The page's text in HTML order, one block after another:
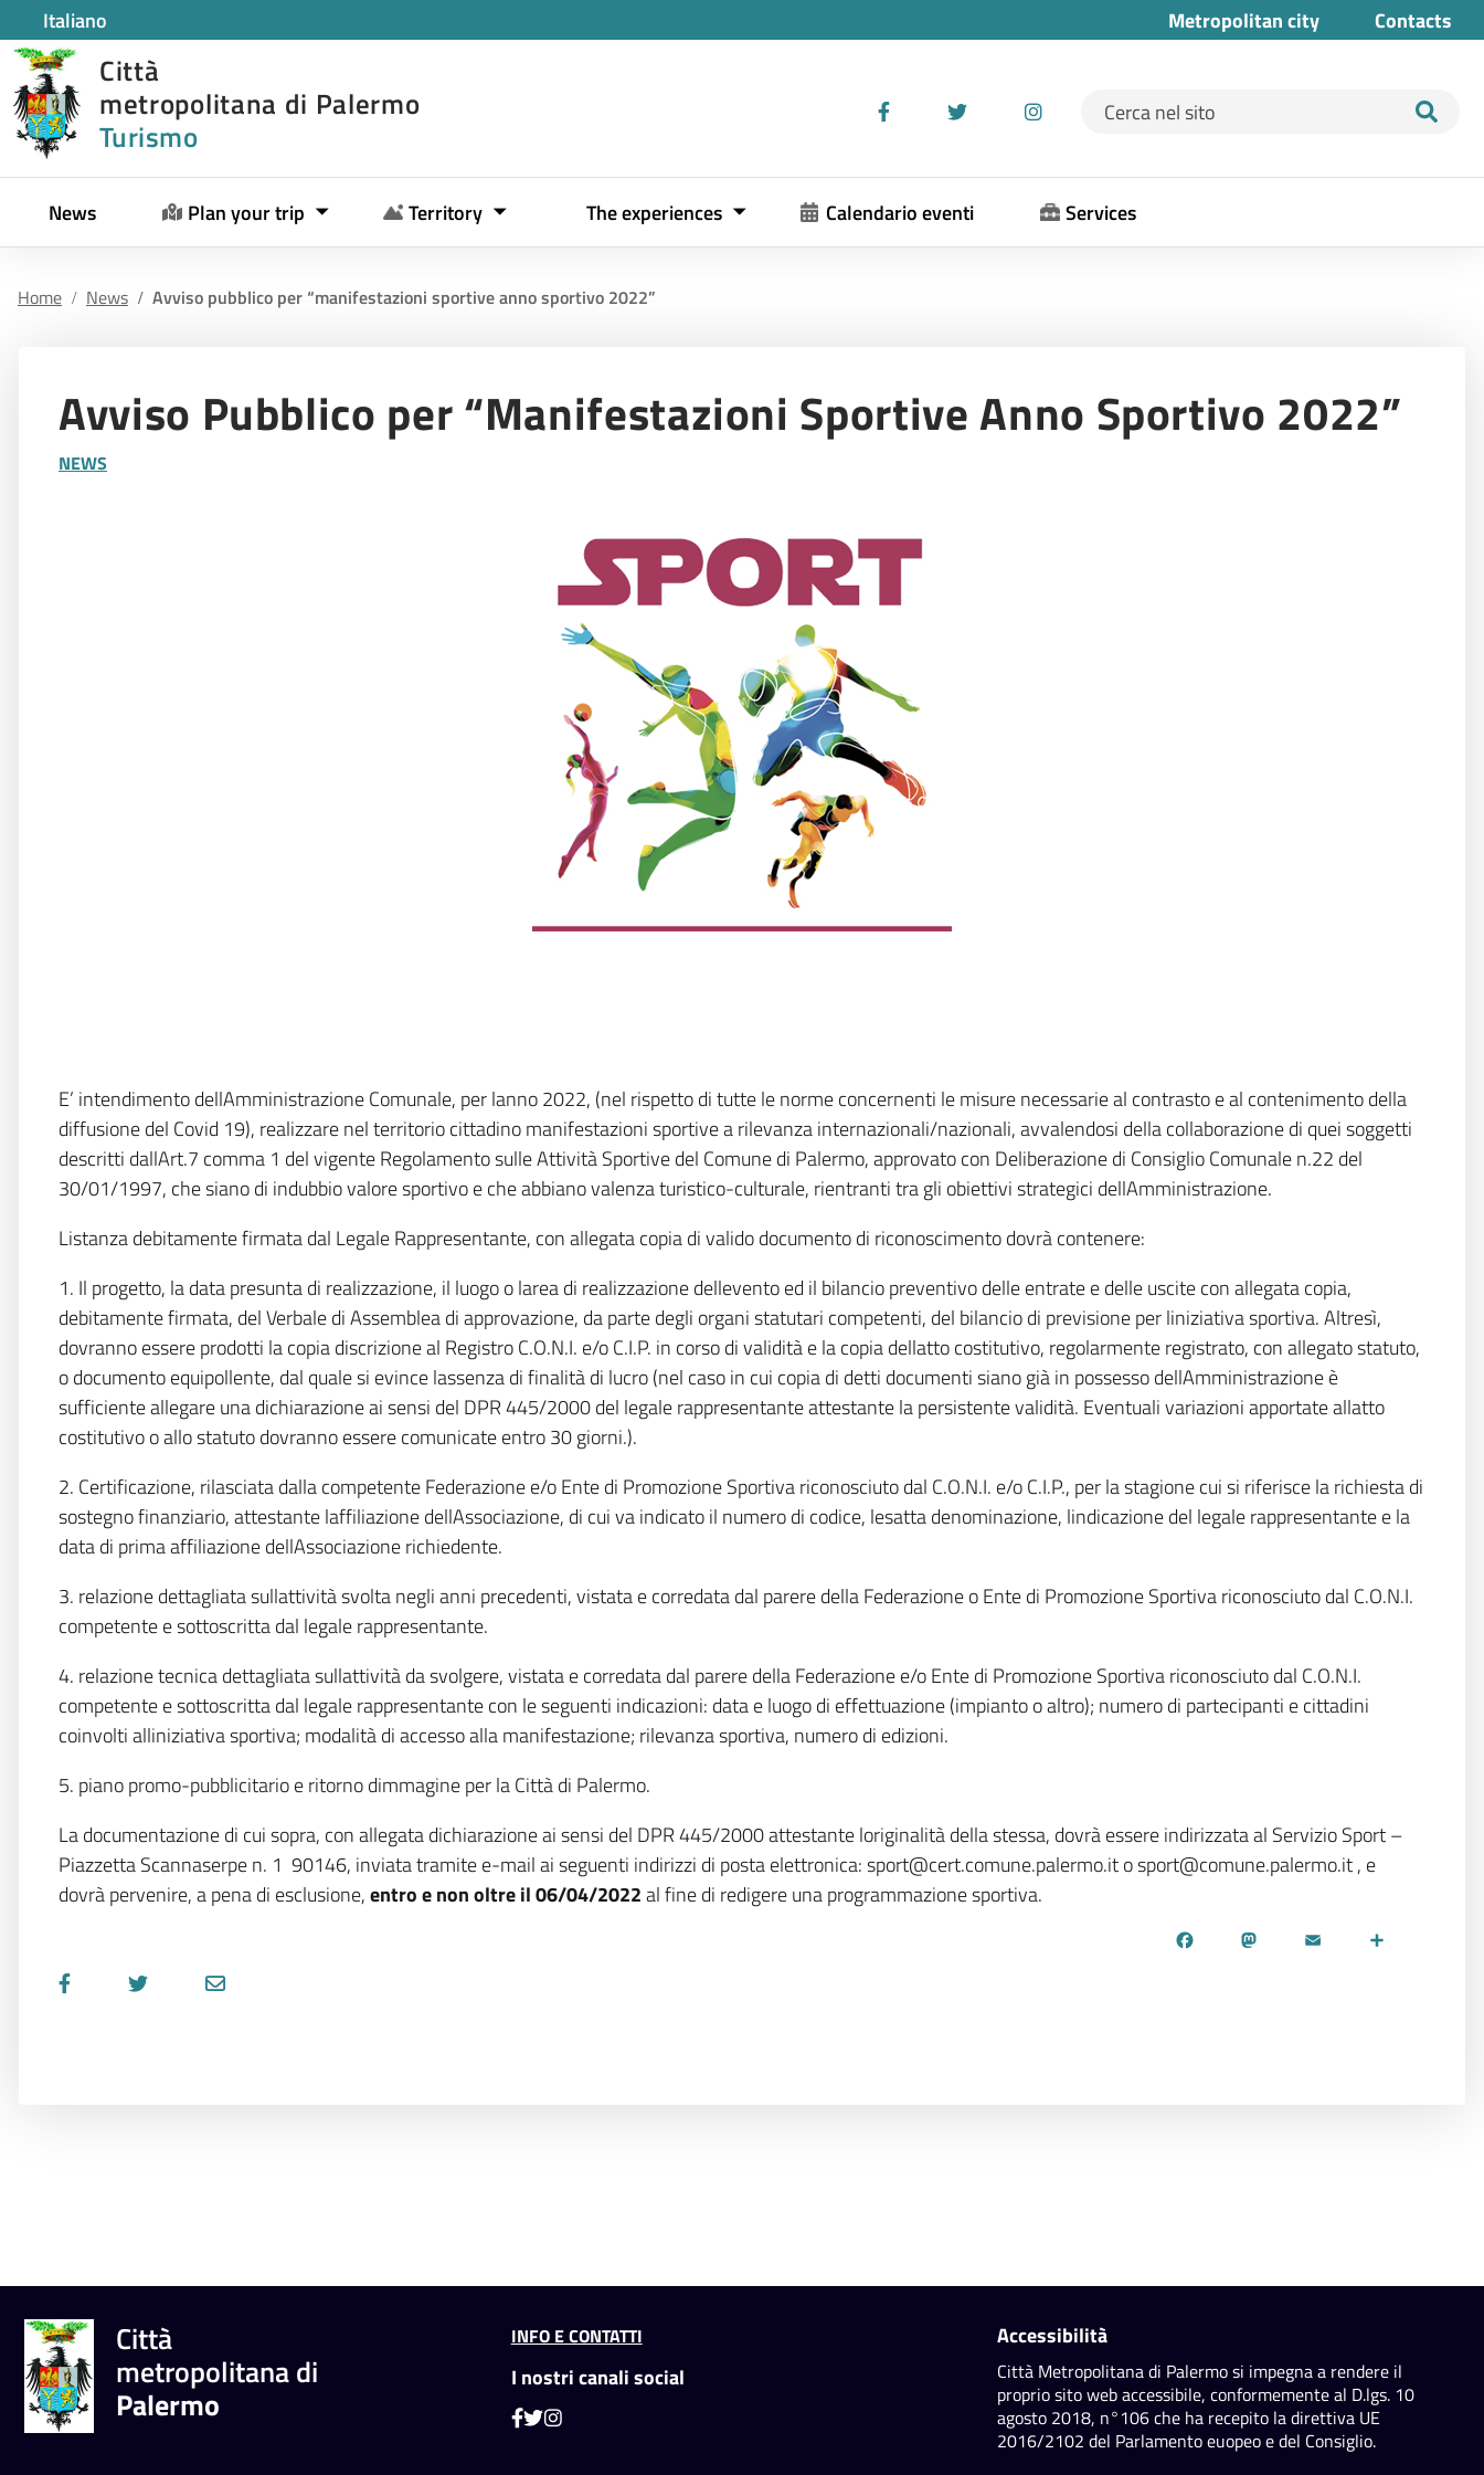
Italiano Metropolitan city Contacts
Città
metropolitana di Palermo
Turismo Ricerca per:
News Plan your trip Territory The experiences Calendario eventi Services
Home News Avviso pubblico per “manifestazioni sportive anno sportivo 2022”
Avviso Pubblico per “Manifestazioni Sportive Anno Sportivo 2022”
NEWS
E’ intendimento dellAmministrazione Comunale, per lanno 2022, (nel rispetto di tutte le norme concernenti le misure necessarie al contrasto e al contenimento della
diffusione del Covid 19), realizzare nel territorio cittadino manifestazioni sportive a rilevanza internazionali/nazionali, avvalendosi della collaborazione di quei soggetti
descritti dallArt.7 comma 1 del vigente Regolamento sulle Attività Sportive del Comune di Palermo, approvato con Deliberazione di Consiglio Comunale n.22 del
30/01/1997, che siano di indubbio valore sportivo e che abbiano valenza turistico-culturale, rientranti tra gli obiettivi strategici dellAmministrazione.
Listanza debitamente firmata dal Legale Rappresentante, con allegata copia di valido documento di riconoscimento dovrà contenere:
1. Il progetto, la data presunta di realizzazione, il luogo o larea di realizzazione dellevento ed il bilancio preventivo delle entrate e delle uscite con allegata copia,
debitamente firmata, del Verbale di Assemblea di approvazione, da parte degli organi statutari competenti, del bilancio di previsione per liniziativa sportiva. Altresì,
dovranno essere prodotti la copia discrizione al Registro C.O.N.I. e/o C.I.P. in corso di validità e la copia dellatto costitutivo, regolarmente registrato, con allegato statuto,
o documento equipollente, dal quale si evince lassenza di finalità di lucro (nel caso in cui copia di detti documenti siano già in possesso dellAmministrazione è
sufficiente allegare una dichiarazione ai sensi del DPR 445/2000 del legale rappresentante attestante la persistente validità. Eventuali variazioni apportate allatto
costitutivo o allo statuto dovranno essere comunicate entro 30 giorni.).
2. Certificazione, rilasciata dalla competente Federazione e/o Ente di Promozione Sportiva riconosciuto dal C.O.N.I. e/o C.I.P., per la stagione cui si riferisce la richiesta di
sostegno finanziario, attestante laffiliazione dellAssociazione, di cui va indicato il numero di codice, lesatta denominazione, lindicazione del legale rappresentante e la
data di prima affiliazione dellAssociazione richiedente.
3. relazione dettagliata sullattività svolta negli anni precedenti, vistata e corredata dal parere della Federazione o Ente di Promozione Sportiva riconosciuto dal C.O.N.I.
competente e sottoscritta dal legale rappresentante.
4. relazione tecnica dettagliata sullattività da svolgere, vistata e corredata dal parere della Federazione e/o Ente di Promozione Sportiva riconosciuto dal C.O.N.I.
competente e sottoscritta dal legale rappresentante con le seguenti indicazioni: data e luogo di effettuazione (impianto o altro); numero di partecipanti e cittadini
coinvolti alliniziativa sportiva; modalità di accesso alla manifestazione; rilevanza sportiva, numero di edizioni.
5. piano promo-pubblicitario e ritorno dimmagine per la Città di Palermo.
La documentazione di cui sopra, con allegata dichiarazione ai sensi del DPR 445/2000 attestante loriginalità della stessa, dovrà essere indirizzata al Servizio Sport –
Piazzetta Scannaserpe n. 1  90146, inviata tramite e-mail ai seguenti indirizzi di posta elettronica: sport@cert.comune.palermo.it o sport@comune.palermo.it , e
dovrà pervenire, a pena di esclusione,entro e non oltre il 06/04/2022al fine di redigere una programmazione sportiva.
Facebook
Mastodon
EmailShare
Città
metropolitana di
Palermo
INFO E CONTATTI
I nostri canali social
Accessibilità
Città Metropolitana di Palermo si impegna a rendere il
proprio sito web accessibile, conformemente al D.lgs. 10
agosto 2018, n°106 che ha recepito la direttiva UE
2016/2102 del Parlamento euopeo e del Consiglio.